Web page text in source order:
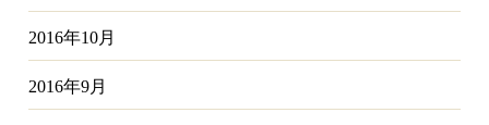
2016年10月
2016年9月